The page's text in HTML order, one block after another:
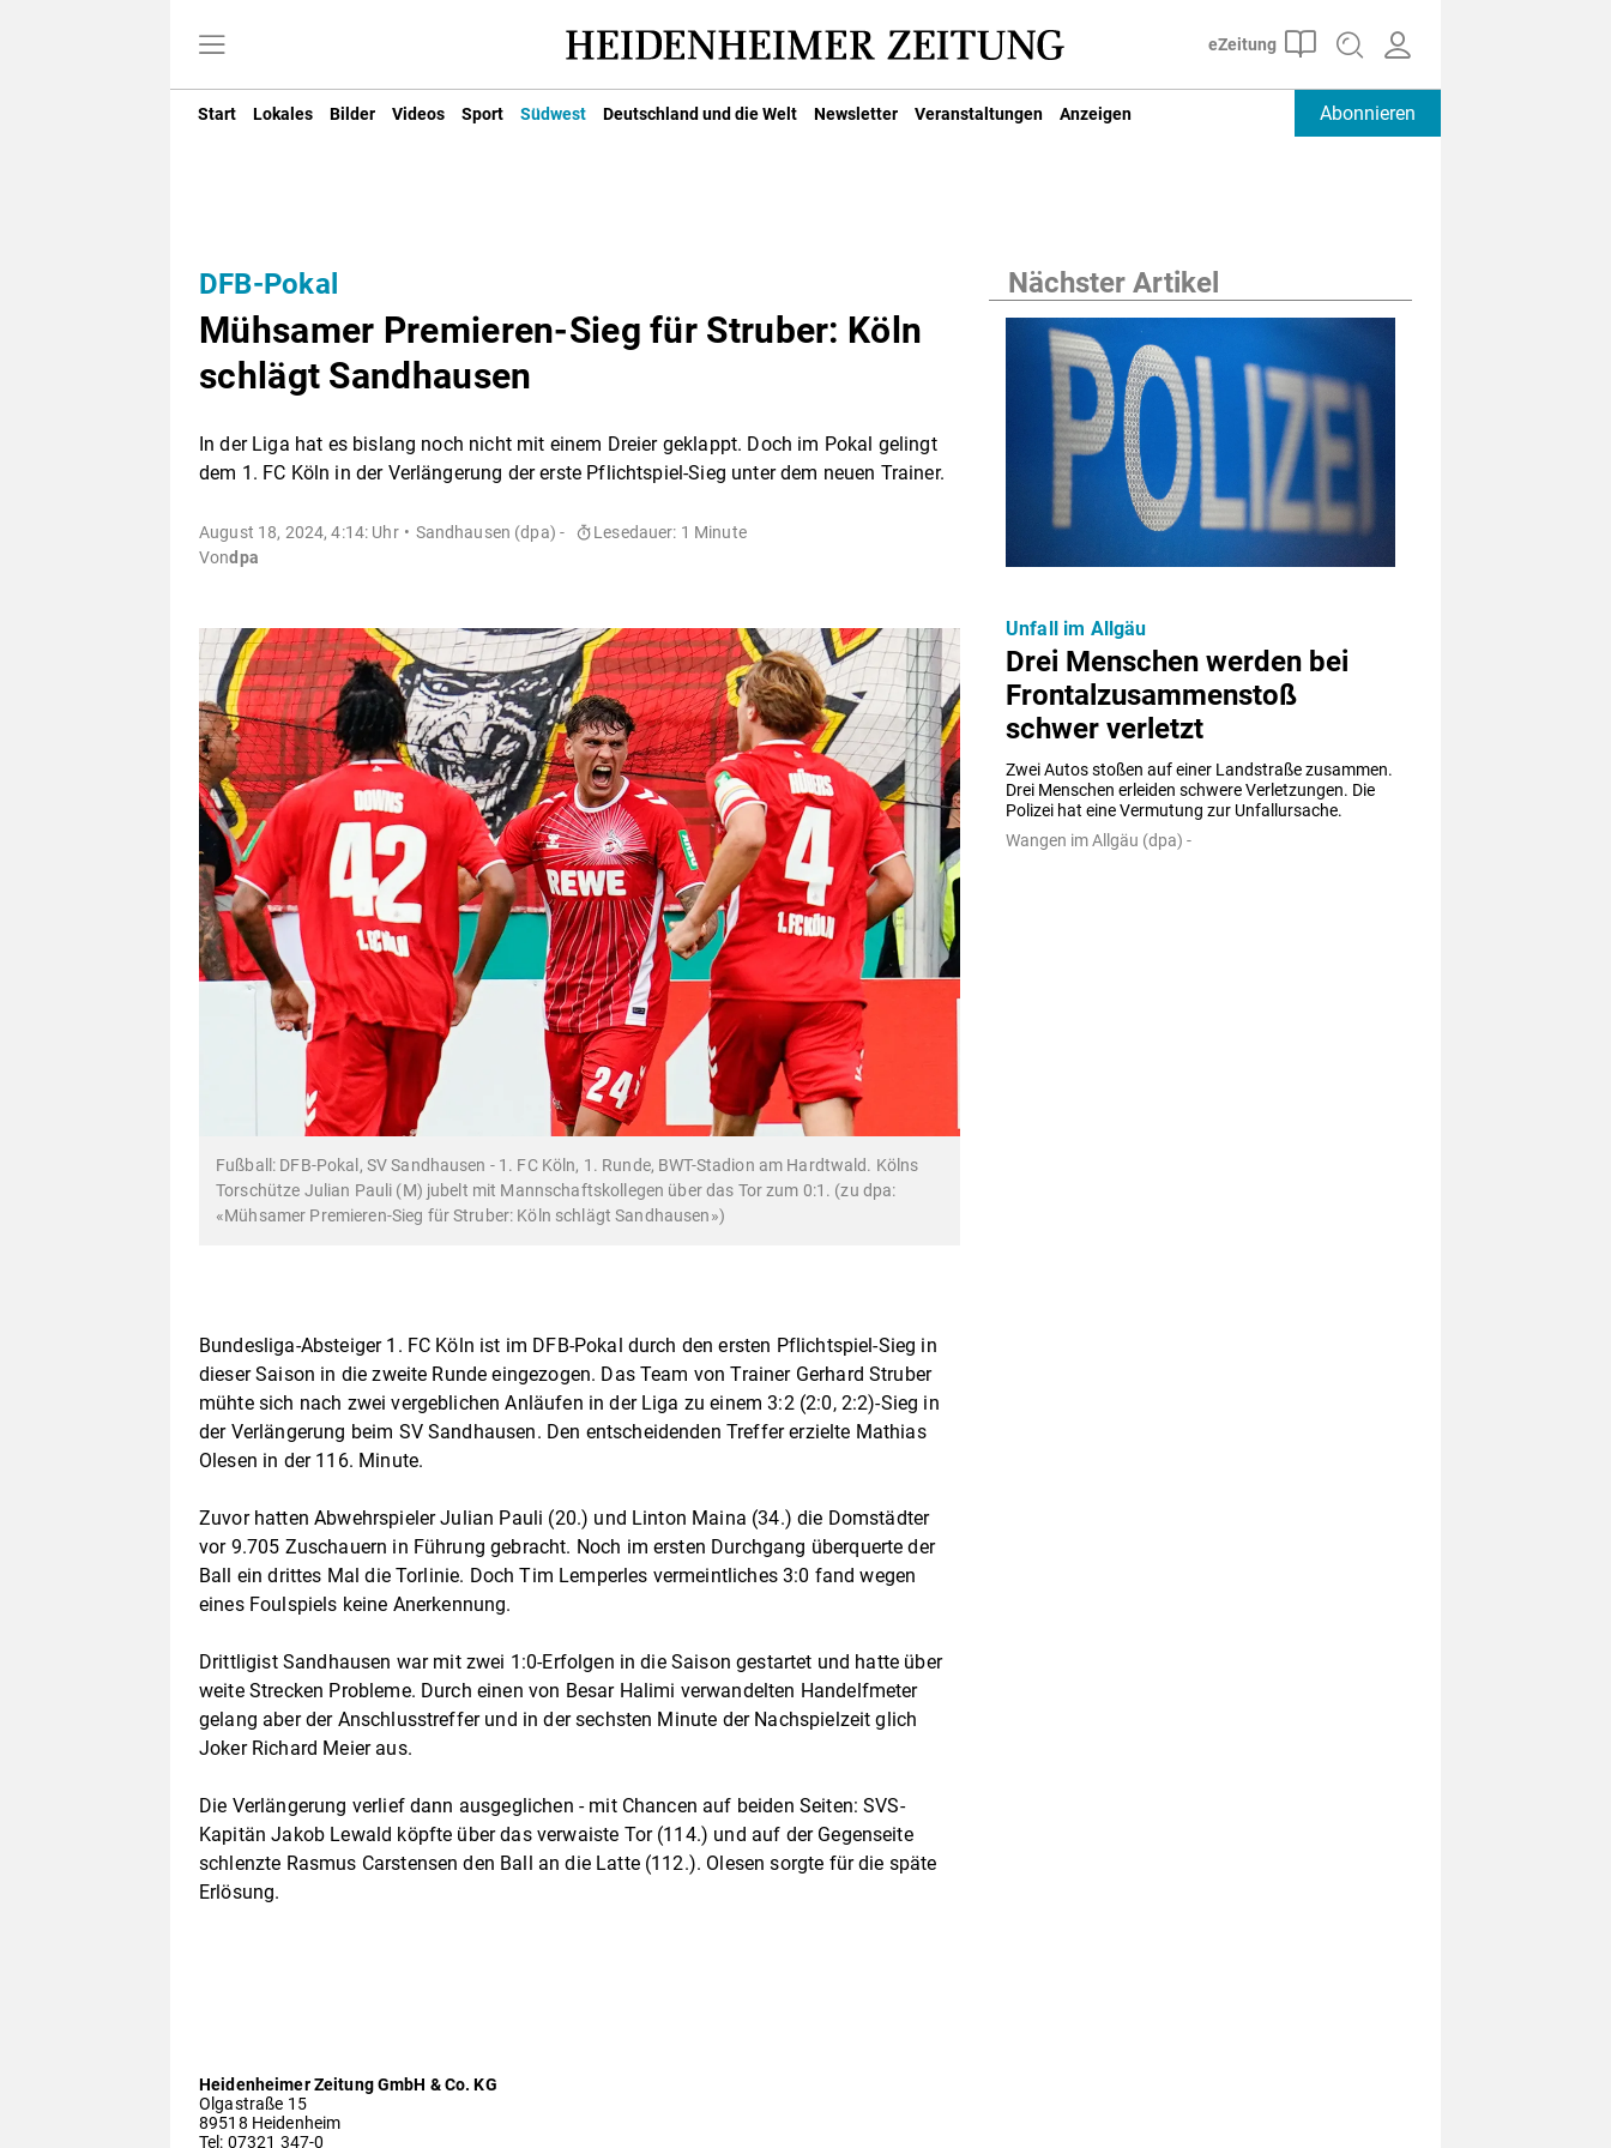
Start Lokales Bilder Videos Sport Südwest Deutschland und die Welt Newsletter Veranstaltungen Anzeigen Abonnieren
DFB-Pokal
Mühsamer Premieren-Sieg für Struber: Köln
schlägt Sandhausen
In der Liga hat es bislang noch nicht mit einem Dreier geklappt. Doch im Pokal gelingt
dem 1. FC Köln in der Verlängerung der erste Pflichtspiel-Sieg unter dem neuen Trainer.
August 18, 2024, 4:14: Uhr Sandhausen (dpa) -
Lesedauer: 1 Minute
Vondpa
Fußball: DFB-Pokal, SV Sandhausen - 1. FC Köln, 1. Runde, BWT-Stadion am Hardtwald. Kölns
Torschütze Julian Pauli (M) jubelt mit Mannschaftskollegen über das Tor zum 0:1. (zu dpa:
«Mühsamer Premieren-Sieg für Struber: Köln schlägt Sandhausen»)
Bundesliga-Absteiger 1. FC Köln ist im DFB-Pokal durch den ersten Pflichtspiel-Sieg in
dieser Saison in die zweite Runde eingezogen. Das Team von Trainer Gerhard Struber
mühte sich nach zwei vergeblichen Anläufen in der Liga zu einem 3:2 (2:0, 2:2)-Sieg in
der Verlängerung beim SV Sandhausen. Den entscheidenden Treffer erzielte Mathias
Olesen in der 116. Minute.
Zuvor hatten Abwehrspieler Julian Pauli (20.) und Linton Maina (34.) die Domstädter
vor 9.705 Zuschauern in Führung gebracht. Noch im ersten Durchgang überquerte der
Ball ein drittes Mal die Torlinie. Doch Tim Lemperles vermeintliches 3:0 fand wegen
eines Foulspiels keine Anerkennung.
Drittligist Sandhausen war mit zwei 1:0-Erfolgen in die Saison gestartet und hatte über
weite Strecken Probleme. Durch einen von Besar Halimi verwandelten Handelfmeter
gelang aber der Anschlusstreffer und in der sechsten Minute der Nachspielzeit glich
Joker Richard Meier aus.
Die Verlängerung verlief dann ausgeglichen - mit Chancen auf beiden Seiten: SVS-
Kapitän Jakob Lewald köpfte über das verwaiste Tor (114.) und auf der Gegenseite
schlenzte Rasmus Carstensen den Ball an die Latte (112.). Olesen sorgte für die späte
Erlösung.
Nächster Artikel
Drei Menschen werden bei
Frontalzusammenstoß
schwer verletzt
Zwei Autos stoßen auf einer Landstraße zusammen.
Drei Menschen erleiden schwere Verletzungen. Die
Polizei hat eine Vermutung zur Unfallursache.
Unfall im Allgäu
Wangen im Allgäu (dpa) -
Heidenheimer Zeitung GmbH & Co. KG
Olgastraße 15
89518 Heidenheim
Tel: 07321 347-0